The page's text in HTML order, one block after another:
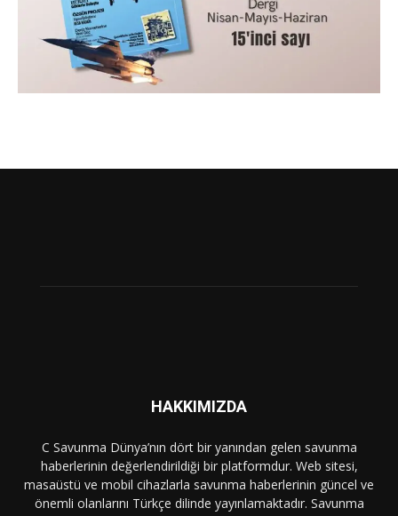
HAKKIMIZDA
C Savunma Dünya’nın dört bir yanından gelen savunma
haberlerinin değerlendirildiği bir platformdur. Web sitesi,
masaüstü ve mobil cihazlarla savunma haberlerinin güncel ve
önemli olanlarını Türkçe dilinde yayınlamaktadır. Savunma